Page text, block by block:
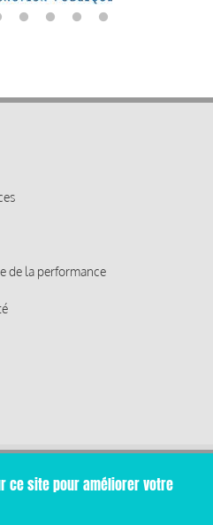
de la performance
- Réalisé parCafffeine
ce site pour améliorer votre